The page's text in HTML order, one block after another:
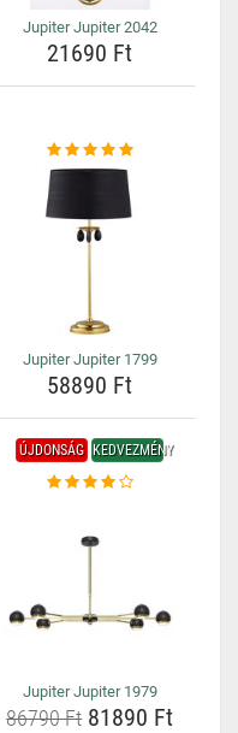
Jupiter Jupiter 2042
21690 Ft
Jupiter Jupiter 1799
58890 Ft
ÚJDONSÁG KEDVEZMÉNY
Jupiter Jupiter 1979
86790 Ft81890 Ft